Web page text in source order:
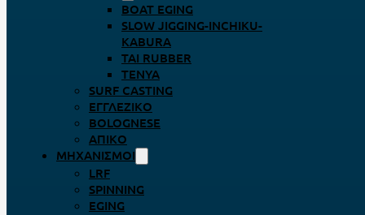
BOAT EGING
SLOW JIGGING-INCHIKU-
KABURA
TAI RUBBER
TENYA
SURF CASTING
ΕΓΓΛΈΖΙΚΟ
BOLOGNESE
ΑΠΊΚΟ
ΜΗΧΑΝΙΣΜΟΊ
LRF
SPINNING
EGING